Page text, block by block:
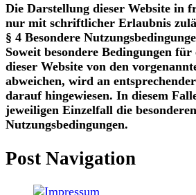
Die Darstellung dieser Website in
nur mit schriftlicher Erlaubnis
§ 4 Besondere
Soweit besondere Bedingungen
dieser Website von den
abweichen, wird an
darauf hingewiesen. In diesem
jeweiligen Einzelfall die besonderen
Nutzungsbedingungen.
Post Navigation